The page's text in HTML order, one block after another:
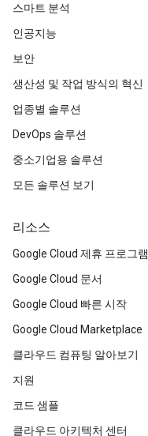
스마트 분석
인공지능
보안
생산성 및 작업 방식의 혁신
업종별 솔루션
DevOps 솔루션
중소기업용 솔루션
모든 솔루션 보기
리소스
Google Cloud 제휴 프로그램
Google Cloud 문서
Google Cloud 빠른 시작
Google Cloud Marketplace
클라우드 컴퓨팅 알아보기
지원
코드 샘플
클라우드 아키텍처 센터